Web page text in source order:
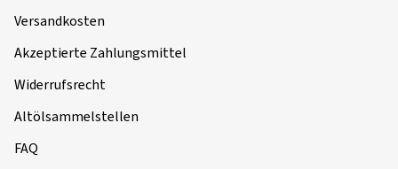
Versandkosten
Akzeptierte Zahlungsmittel
Widerrufsrecht
Altölsammelstellen
FAQ